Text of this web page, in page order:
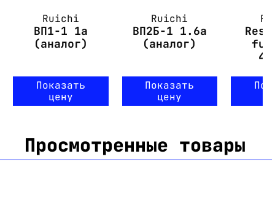
Ruichi
ВП1-1 1а
(аналог)
Показать
цену
Ruichi
ВП2Б-1 1.6а
(аналог)
Показать
цену
Просмотренные товары